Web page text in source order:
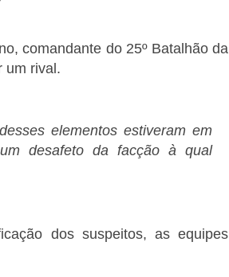
comandante do 25º Batalhão da
um rival.
elementos estiveram em
desafeto da facção à qual
dos suspeitos, as equipes